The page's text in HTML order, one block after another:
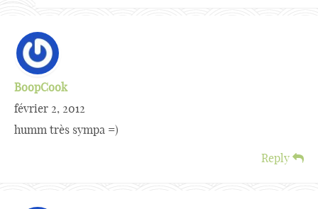
BoopCook
février 2, 2012
humm très sympa =)
Reply